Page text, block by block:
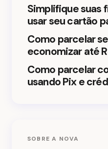
Salvar meu nome e
a próxima vez que eu
Enviar
Simplifique suas
usar seu cartão
Como parcelar
economizar até
Como parcelar
usando Pix e
SOBRE A NOVA